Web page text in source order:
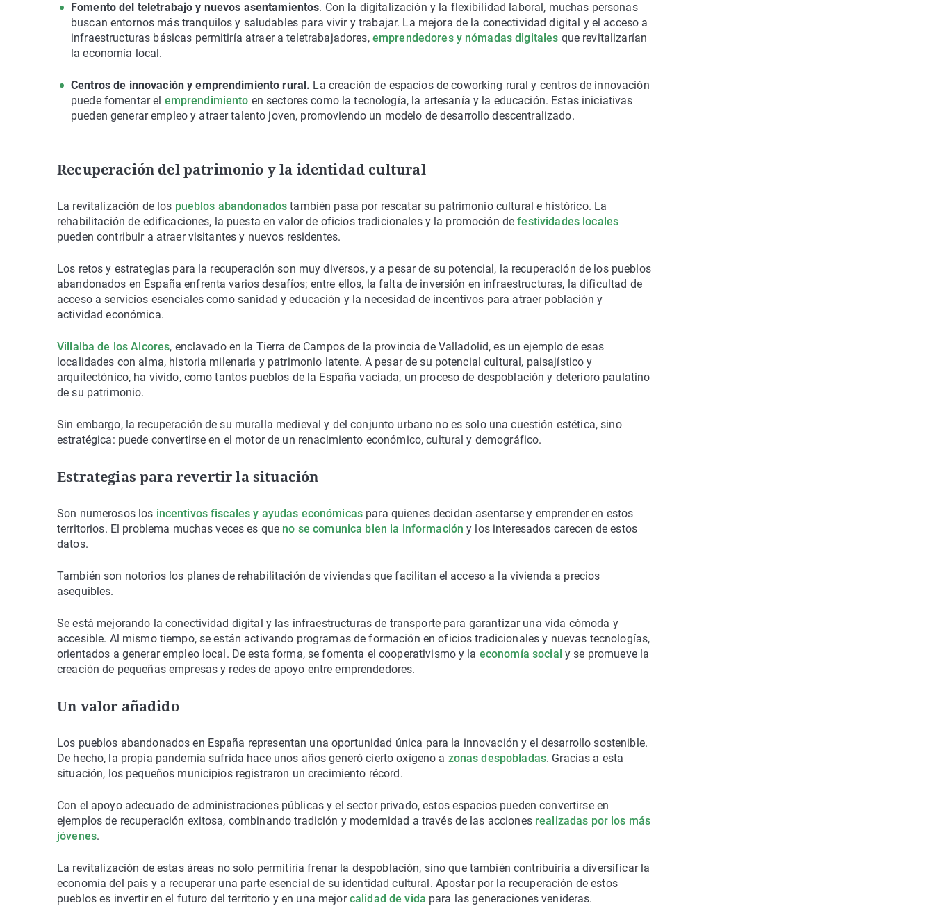
Fomento del teletrabajo y nuevos asentamientos. Con la digitalización y la flexibilidad laboral, muchas personas
buscan entornos más tranquilos y saludables para vivir y trabajar. La mejora de la conectividad digital y el acceso a
infraestructuras básicas permitiría atraer a teletrabajadores, emprendedores y nómadas digitales que revitalizarían
la economía local.
Centros de innovación y emprendimiento rural. La creación de espacios decoworking rural y centros de innovación
puede fomentar el emprendimiento en sectores como la tecnología, la artesanía y la educación. Estas iniciativas
pueden generar empleo y atraer talento joven, promoviendo un modelo de desarrollo descentralizado.
Recuperación del patrimonio y la identidad cultural
La revitalización de los pueblos abandonados también pasa por rescatar su patrimonio cultural e histórico. La
rehabilitación de edificaciones, la puesta en valor de oficios tradicionales y la promoción defestividades locales
pueden contribuir a atraer visitantes y nuevos residentes.
Los retos y estrategias para la recuperación son muy diversos, y a pesar de su potencial, la recuperación de los pueblos
abandonados en España enfrenta varios desafíos; entre ellos, la falta de inversión en infraestructuras, la dificultad de
acceso a servicios esenciales como sanidad y educación y la necesidad de incentivos para atraer población y
actividad económica.
Villalba de los Alcores, enclavado en la Tierra de Campos de la provincia de Valladolid, es un ejemplo de esas
localidades con alma, historia milenaria y patrimonio latente. A pesar de su potencial cultural, paisajístico y
arquitectónico, ha vivido, como tantos pueblos de la España vaciada, un proceso de despoblación y deterioro paulatino
de su patrimonio.
Sin embargo, la recuperación de su muralla medieval y del conjunto urbano no es solo una cuestión estética, sino
estratégica: puede convertirse en el motor de un renacimiento económico, cultural y demográfico.
Estrategias para revertir la situación
Son numerosos los incentivos fiscales y ayudas económicas para quienes decidan asentarse y emprender en estos
territorios. El problema muchas veces es que no se comunica bien la información y los interesados carecen de estos
datos.
También son notorios los planes de rehabilitación de viviendas que facilitan el acceso a la vivienda a precios
asequibles.
Se está mejorando la conectividad digital y las infraestructuras de transporte para garantizar una vida cómoda y
accesible. Al mismo tiempo, se están activando programas de formación en oficios tradicionales y nuevas tecnologías,
orientados a generar empleo local. De esta forma, se fomenta el cooperativismo y la economía social y se promueve la
creación de pequeñas empresas y redes de apoyo entre emprendedores.
Un valor añadido
Los pueblos abandonados en España representan una oportunidad única para la innovación y el desarrollo sostenible.
De hecho, la propia pandemia sufrida hace unos años generó cierto oxígeno a zonas despobladas. Gracias a esta
situación, los pequeños municipios registraron un crecimiento récord.
Con el apoyo adecuado de administraciones públicas y el sector privado, estos espacios pueden convertirse en
ejemplos de recuperación exitosa, combinando tradición y modernidad a través de las acciones realizadas por los más
jóvenes.
La revitalización de estas áreas no solo permitiría frenar la despoblación, sino que también contribuiría a diversificar la
economía del país y a recuperar una parte esencial de su identidad cultural. Apostar por la recuperación de estos
pueblos es invertir en el futuro del territorio y en una mejorcalidad de vida para las generaciones venideras.